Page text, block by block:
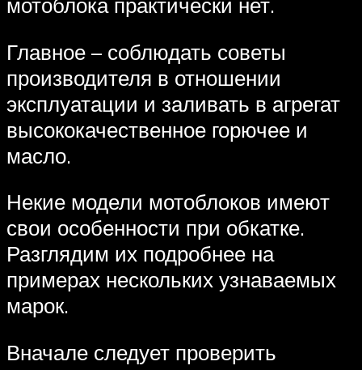
Главное – соблюдать советы
производителя в отношении
эксплуатации и заливать в агрегат
высококачественное горючее и
масло.
Некие модели мотоблоков имеют
свои особенности при обкатке.
Разглядим их подробнее на
примерах нескольких узнаваемых
марок.
Вначале следует проверить